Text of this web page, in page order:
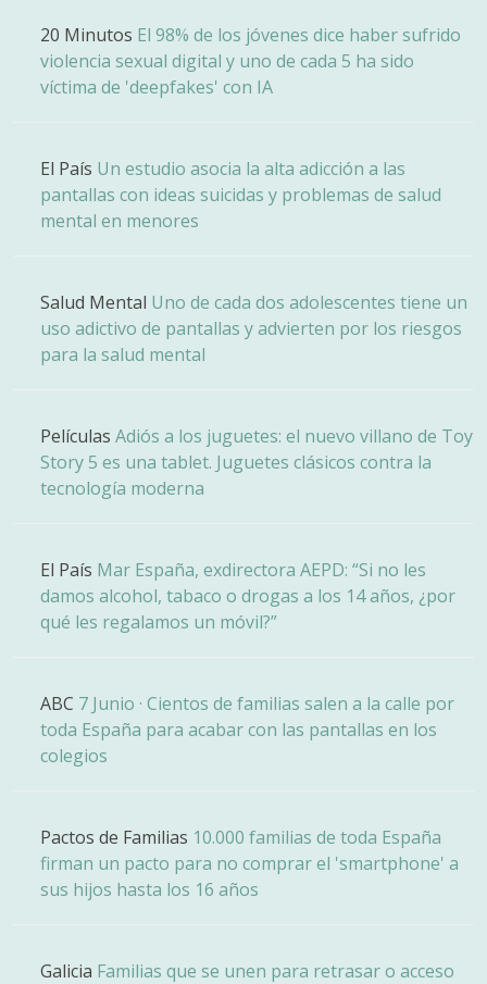
20 Minutos El 98% de los jóvenes dice haber sufrido
violencia sexual digital y uno de cada 5 ha sido
víctima de 'deepfakes' con IA
El País Un estudio asocia la alta adicción a las
pantallas con ideas suicidas y problemas de salud
mental en menores
Salud Mental Uno de cada dos adolescentes tiene un
uso adictivo de pantallas y advierten por los riesgos
para la salud mental
Películas Adiós a los juguetes: el nuevo villano de Toy
Story 5 es una tablet. Juguetes clásicos contra la
tecnología moderna
El País Mar España, exdirectora AEPD: “Si no les
damos alcohol, tabaco o drogas a los 14 años, ¿por
qué les regalamos un móvil?”
ABC 7 Junio · Cientos de familias salen a la calle por
toda España para acabar con las pantallas en los
colegios
Pactos de Familias 10.000 familias de toda España
firman un pacto para no comprar el 'smartphone' a
sus hijos hasta los 16 años
Galicia Familias que se unen para retrasar o acceso